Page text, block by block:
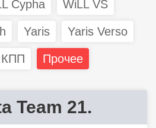
Cypha WiLL VS
Yaris Yaris Verso
Прочее
Team 21.